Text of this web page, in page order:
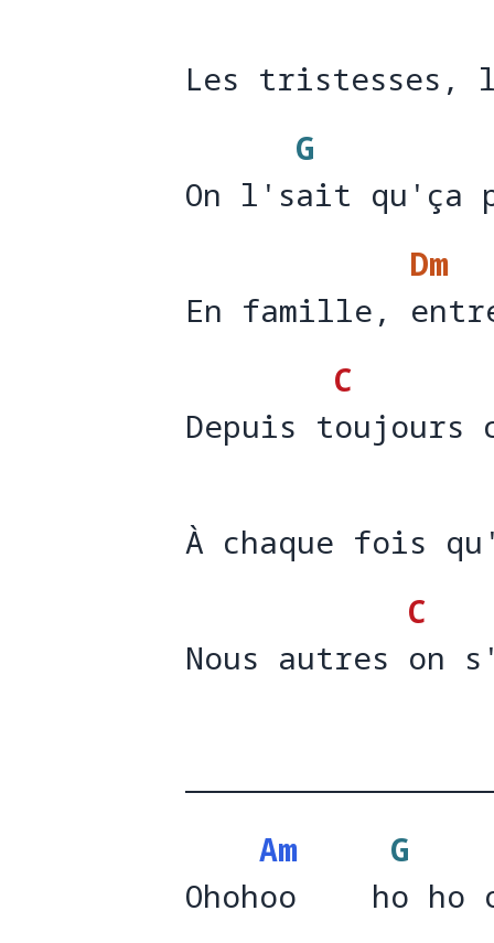
Les tristesses, l
Les tristesses,
On l's
G
ait qu'ça
On l'sait qu'ça
En famille,
Dm
En famille,
Depuis t
C
oujours
Depuis toujours
À chaque fois qu'
À chaque fois
Nous autres
C
on
Nous autres on
Ohoh
Am
oo    h
G
o ho
Ohohoo    ho ho